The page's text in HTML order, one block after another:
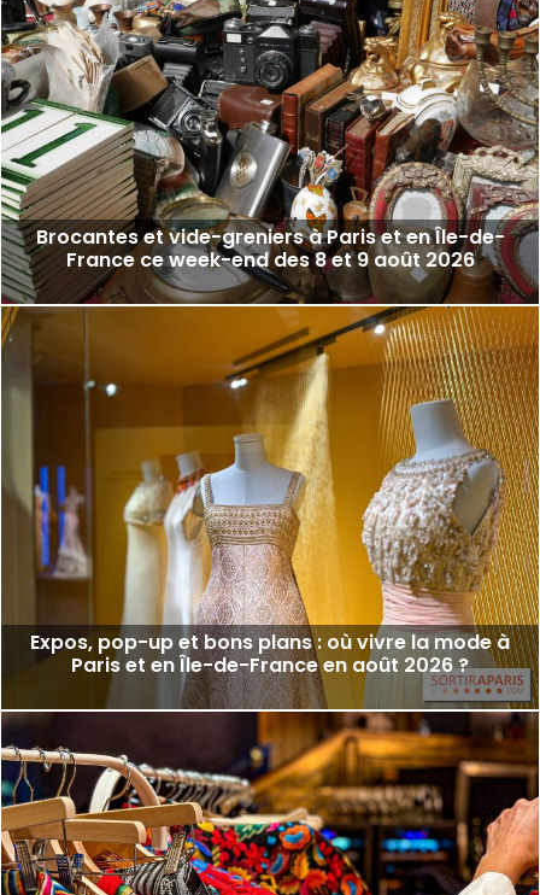
Brocantes et vide-greniers à Paris et en Île-de-
France ce week-end des 8 et 9 août 2026
Expos, pop-up et bons plans : où vivre la mode à
Paris et en Île-de-France en août 2026 ?